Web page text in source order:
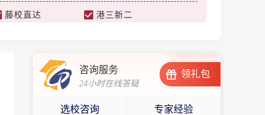
藤校直达 港三新二
咨询服务
24小时在线答疑
选校咨询 专家经验
领礼包